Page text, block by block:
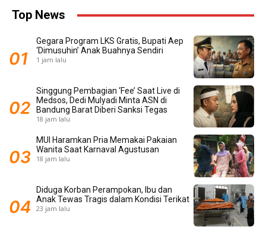
Top News
Gegara Program LKS Gratis, Bupati Aep
‘Dimusuhin’ Anak Buahnya Sendiri
1 jam lalu
Singgung Pembagian ‘Fee’ Saat Live di
Medsos, Dedi Mulyadi Minta ASN di
Bandung Barat Diberi Sanksi Tegas
18 jam lalu
MUI Haramkan Pria Memakai Pakaian
Wanita Saat Karnaval Agustusan
18 jam lalu
Diduga Korban Perampokan, Ibu dan
Anak Tewas Tragis dalam Kondisi Terikat
23 jam lalu